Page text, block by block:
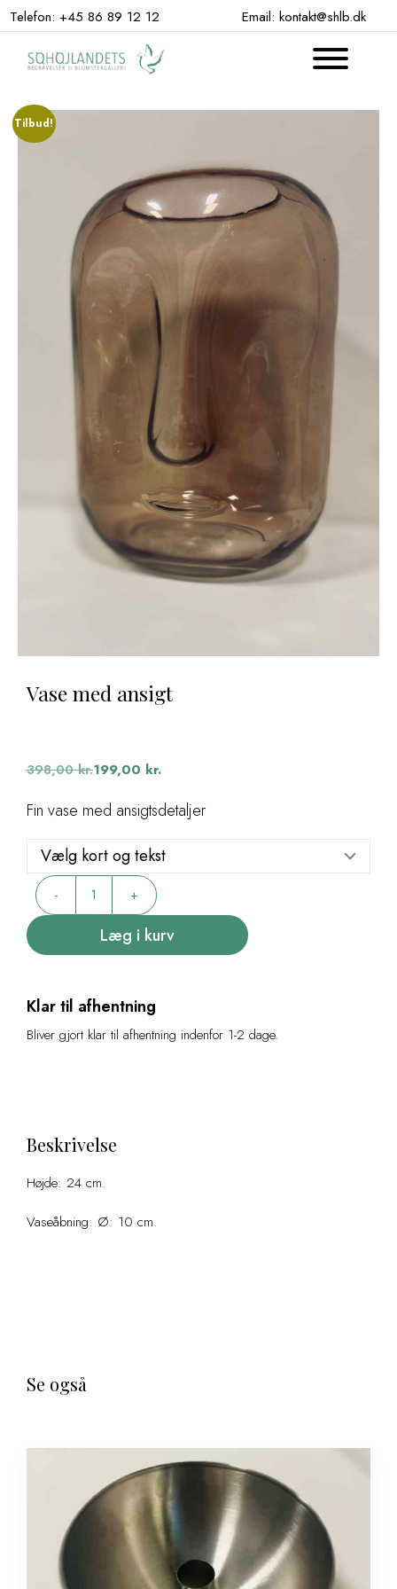
Hop
til Telefon: +45 86 89 12 12 Email: kontakt@shlb.dk
Tilbud!
Vase med ansigt
398,00kr.
oprindelige
var:
199,00 kr.
aktuelle
er:
Fin vase med ansigtsdetaljer
-
med
+
Læg i kurv
Klar til afhentning
Bliver gjort klar til afhentning indenfor 1-2 dage.
Beskrivelse
Højde: 24 cm.
Vaseåbning: Ø: 10 cm.
Se også